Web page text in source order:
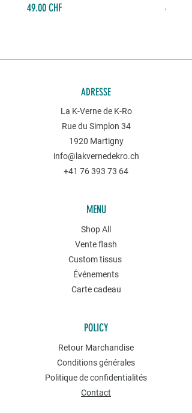
Prix
49.00 CHF Prix
49.00
ADRESSE
La K-Verne de K-Ro
Rue du Simplon 34
1920 Martigny
info@lakvernedekro.ch
+41 76 393 73 64
MENU
Shop All
Vente flash
Custom tissus
Événements
Carte cadeau
POLICY
Retour Marchandise
Conditions générales
Politique de confidentialités
Contact